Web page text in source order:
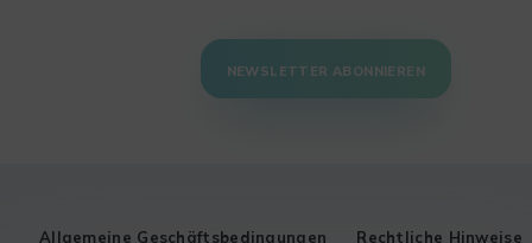
NEWSLETTER ABONNIEREN
Allgemeine Geschäftsbedingungen Rechtliche Hinweise